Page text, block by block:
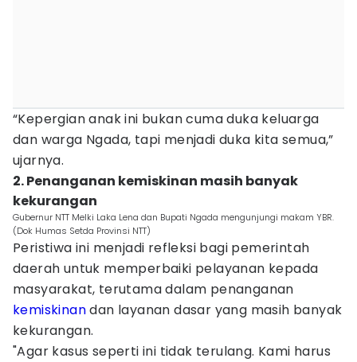
“Kepergian anak ini bukan cuma duka keluarga
dan warga Ngada, tapi menjadi duka kita semua,”
ujarnya.
2. Penanganan kemiskinan masih banyak
kekurangan
Gubernur NTT Melki Laka Lena dan Bupati Ngada mengunjungi makam YBR.
(Dok Humas Setda Provinsi NTT)
Peristiwa ini menjadi refleksi bagi pemerintah
daerah untuk memperbaiki pelayanan kepada
masyarakat, terutama dalam penanganan
kemiskinandan layanan dasar yang masih banyak
kekurangan.
"Agar kasus seperti ini tidak terulang. Kami harus